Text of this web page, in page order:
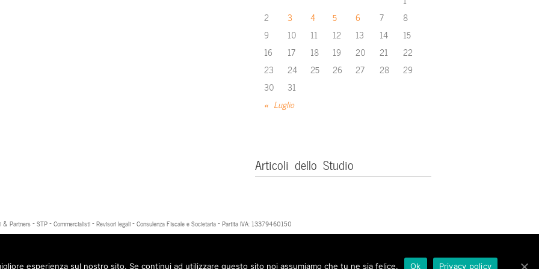
« Luglio
2
3 4 5 6 7
8
9
10 11 12 13 14
15
16
17 18 19 20 21
22
23
24 25 26 27 28
29
30
31
Articoli dello Studio
& Partners - STP - Commercialisti - Revisori legali - Consulenza Fiscale e Societaria - Partita IVA: 13379460150
esperienza sul nostro sito. Se continui ad utilizzare questo sito noi assumiamo che tu ne sia felice. Ok Privacy policy